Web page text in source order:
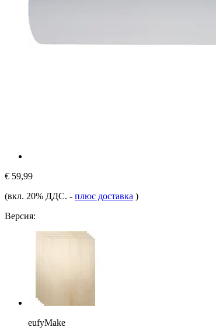
€ 59,99
(вкл. 20% ДДС. - плюс доставка )
Версия:
eufyMake